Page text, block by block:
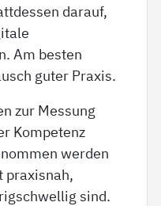
darauf,
Am besten
guter Praxis.
zur Messung
Kompetenz
werden
praxisnah,
sind.